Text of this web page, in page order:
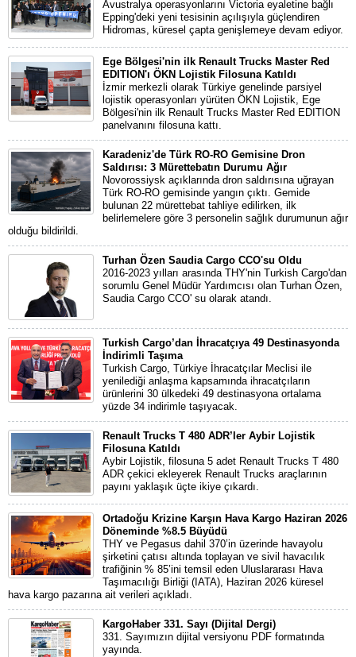
Avustralya operasyonlarını Victoria eyaletine bağlı
Epping'deki yeni tesisinin açılışıyla güçlendiren
Hidromas, küresel çapta genişlemeye devam ediyor.
Ege Bölgesi'nin ilk Renault Trucks Master Red
EDITION'ı ÖKN Lojistik Filosuna Katıldı
İzmir merkezli olarak Türkiye genelinde parsiyel
lojistik operasyonları yürüten ÖKN Lojistik, Ege
Bölgesi'nin ilk Renault Trucks Master Red EDITION
panelvanını filosuna kattı.
Karadeniz'de Türk RO-RO Gemisine Dron
Saldırısı: 3 Mürettebatın Durumu Ağır
Novorossiysk açıklarında dron saldırısına uğrayan
Türk RO-RO gemisinde yangın çıktı. Gemide
bulunan 22 mürettebat tahliye edilirken, ilk
belirlemelere göre 3 personelin sağlık durumunun ağır
olduğu bildirildi.
Turhan Özen Saudia Cargo CCO'su Oldu
2016-2023 yılları arasında THY'nin Turkish Cargo'dan
sorumlu Genel Müdür Yardımcısı olan Turhan Özen,
Saudia Cargo CCO' su olarak atandı.
Turkish Cargo’dan İhracatçıya 49 Destinasyonda
İndirimli Taşıma
Turkish Cargo, Türkiye İhracatçılar Meclisi ile
yenilediği anlaşma kapsamında ihracatçıların
ürünlerini 30 ülkedeki 49 destinasyona ortalama
yüzde 34 indirimle taşıyacak.
Renault Trucks T 480 ADR’ler Aybir Lojistik
Filosuna Katıldı
Aybir Lojistik, filosuna 5 adet Renault Trucks T 480
ADR çekici ekleyerek Renault Trucks araçlarının
payını yaklaşık üçte ikiye çıkardı.
Ortadoğu Krizine Karşın Hava Kargo Haziran 2026
Döneminde %8.5 Büyüdü
THY ve Pegasus dahil 370’in üzerinde havayolu
şirketini çatısı altında toplayan ve sivil havacılık
trafiğinin % 85’ini temsil eden Uluslararası Hava
Taşımacılığı Birliği (IATA), Haziran 2026 küresel
hava kargo pazarına ait verileri açıkladı.
KargoHaber 331. Sayı (Dijital Dergi)
331. Sayımızın dijital versiyonu PDF formatında
yayında.